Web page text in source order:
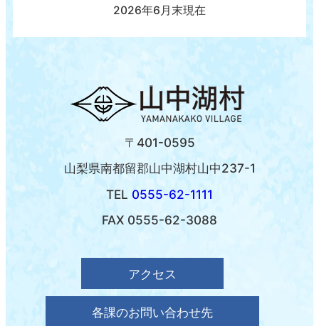
2026年6月末現在
〒401-0595
山梨県南都留郡山中湖村山中237-1
TEL 0555-62-1111
FAX 0555-62-3088
アクセス
各課のお問い合わせ先